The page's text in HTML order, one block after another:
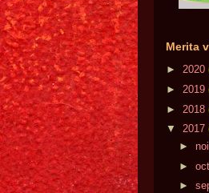
Merita
► 2020
► 2019
► 2018
▼
2017
►
►
►